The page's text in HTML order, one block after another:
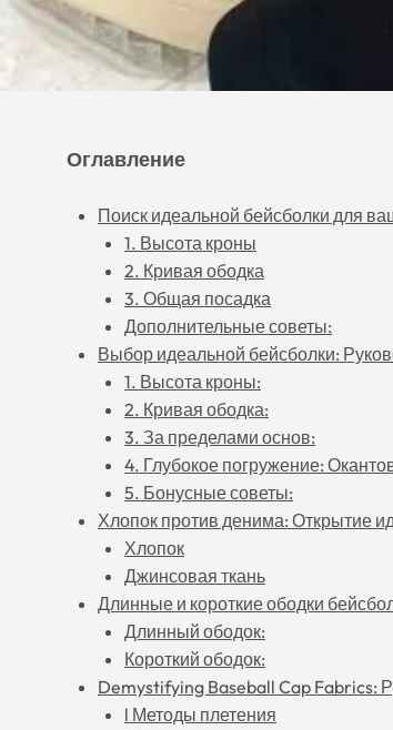
Оглавление
Поиск идеальной бейсболки для
1. Высота кроны
2. Кривая ободка
3. Общая посадка
Дополнительные советы:
Выбор идеальной бейсболки:
1. Высота кроны:
2. Кривая ободка:
3. За пределами основ:
4. Глубокое погружение:
5. Бонусные советы:
Хлопок против денима: Открытие
Хлопок
Джинсовая ткань
Длинные и короткие ободки
Длинный ободок:
Короткий ободок:
Demystifying Baseball Cap Fabrics:
l Методы плетения